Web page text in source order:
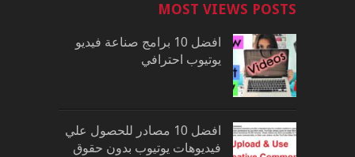
MOST VIEWS POSTS
افضل 10 برامج صناعة فيديو
يوتيوب احترافي
افضل 10 مصادر للحصول علي
فيديوهات يوتيوب بدون حقوق